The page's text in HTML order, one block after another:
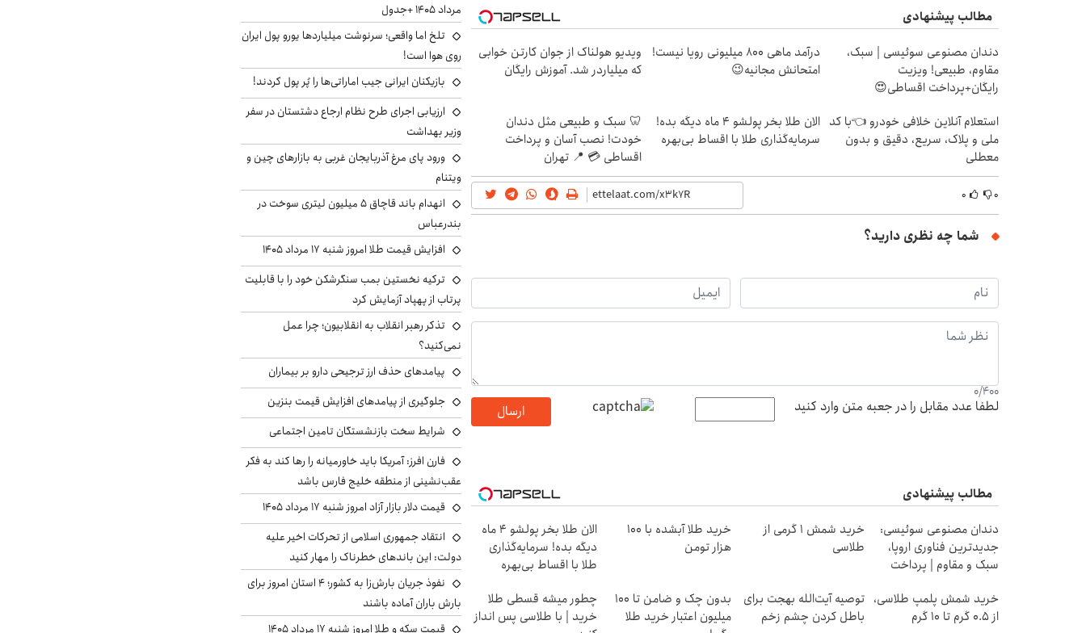
مطالب پیشنهادی
دندان مصنوعی سوئیسی | سبک،
مقاوم، طبیعی! ویزیت
رایگان+پرداخت اقساطی😍
درآمد ماهی 800 میلیونی رویا نیست!
امتحانش مجانیه😉
ویدیو هولناک از جوان کارتن خوابی
که میلیاردر شد. آموزش رایگان
استعلام آنلاین خلافی خودرو 👈با کد
ملی و پلاک، سریع، دقیق و بدون
معطلی
الان طلا بخر پولشو 4 ماه دیگه بده!
سرمایه‌گذاری طلا با اقساط بی‌بهره
🦷 سبک و طبیعی مثل دندان
خودت! نصب آسان و پرداخت
اقساطی 💳 📍 تهران
۰ ۰
شما چه نظری دارید؟
0/400
لطفا عدد مقابل را در جعبه متن وارد کنید ارسال
مطالب پیشنهادی
دندان مصنوعی سوئیسی:
جدیدترین فناوری اروپا،
سبک و مقاوم | پرداخت
خرید شمش 1 گرمی از
طلاسی
خرید طلا آبشده با 100
هزار تومن
الان طلا بخر پولشو 4 ماه
دیگه بده! سرمایه‌گذاری
طلا با اقساط بی‌بهره
خرید شمش پلمپ طلاسی،
از ۰.۵ گرم تا ۱۰ گرم
توصیه آیت‌الله بهجت برای
باطل کردن چشم زخم
بدون چک و ضامن تا 100
میلیون اعتبار خرید طلا
چطور میشه قسطی طلا
خرید | با طلاسی پس انداز
مرداد ۱۴۰۵ +جدول
تلخ اما واقعی؛ سرنوشت میلیاردها یورو پول ایران
روی هوا است!
بازیکنان ایرانی جیب اماراتی‌ها را پُر پول کردند!
ارزیابی اجرای طرح نظام ارجاع دشتستان در سفر
وزیر بهداشت
ورود پای مرغ آذربایجان غربی به بازارهای چین و
ویتنام
انهدام باند قاچاق ۵ میلیون لیتری سوخت در
بندرعباس
افزایش قیمت طلا امروز شنبه ۱۷ مرداد ۱۴۰۵
ترکیه نخستین بمب سنگرشکن خود را با قابلیت
پرتاب از پهپاد آزمایش کرد
تذکر رهبر انقلاب به انقلابیون؛ چرا عمل
نمی‌کنید؟
پیامدهای حذف ارز ترجیحی دارو بر بیماران
جلوگیری از پیامدهای افزایش قیمت بنزین
شرایط سخت بازنشستگان تامین اجتماعی
فارن افرز: آمریکا باید خاورمیانه را رها کند به فکر
عقب‌نشینی از منطقه خلیج فارس باشد
قیمت دلار بازار آزاد امروز شنبه ۱۷ مرداد ۱۴۰۵
انتقاد جمهوری اسلامی از تحرکات اخیر علیه
دولت: این باندهای خطرناک را مهار کنید
نفوذ جریان بارش‌زا به کشور؛ ۴ استان امروز برای
بارش باران آماده باشند
قیمت سکه و طلا امروز شنبه ۱۷ مرداد ۱۴۰۵